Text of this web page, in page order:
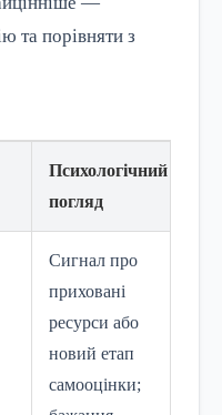
та порівняти з
Психологічний
погляд
Сигнал про
приховані
ресурси або
новий етап
самооцінки;